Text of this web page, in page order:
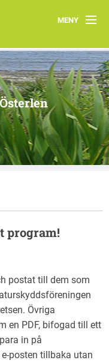
MENY
Program, vår-sommar 2026
Om oss
Nu & då
Kontakt
Länkar
program!
postat till dem som
Övriga
en PDF, bifogad till ett
in på
posten tillbaka utan